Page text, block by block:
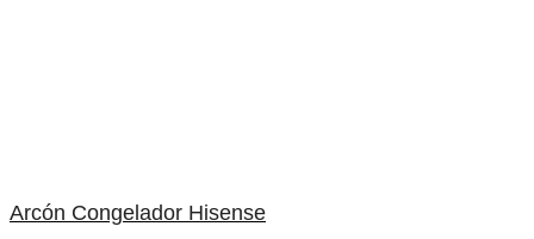
Arcón Congelador Hisense